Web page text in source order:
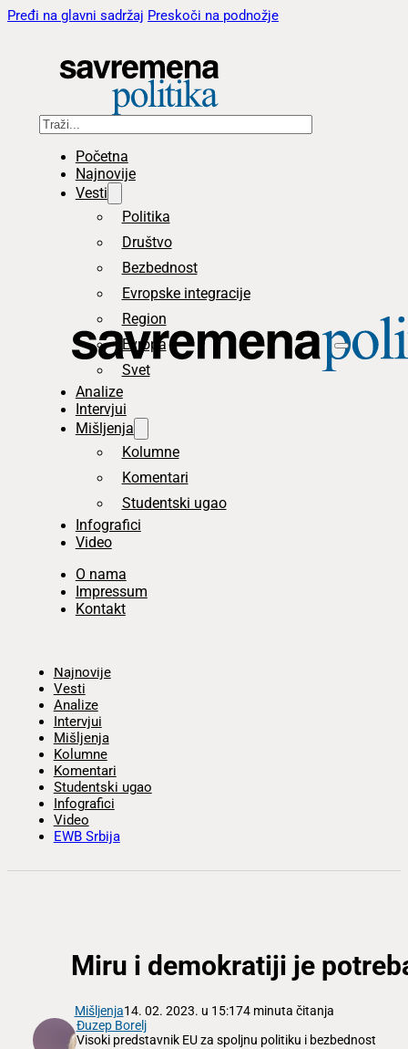
Pređi na glavni sadržaj Preskoči na podnožje
Pretraga
Početna
Najnovije
Vesti
Politika
Društvo
Bezbednost
Evropske integracije
Region
Evropa
Svet
Analize
Intervjui
Mišljenja
Kolumne
Komentari
Studentski ugao
Infografici
Video
O nama
Impressum
Kontakt
Najnovije
Vesti
Analize
Intervjui
Mišljenja
Kolumne
Komentari
Studentski ugao
Infografici
Video
EWB Srbija
Miru i demokratiji je
Mišljenja14. 02. 2023. u 15:174 minuta čitanja
Đuzep Borelj
Visoki predstavnik EU za spoljnu politiku i bezbednost